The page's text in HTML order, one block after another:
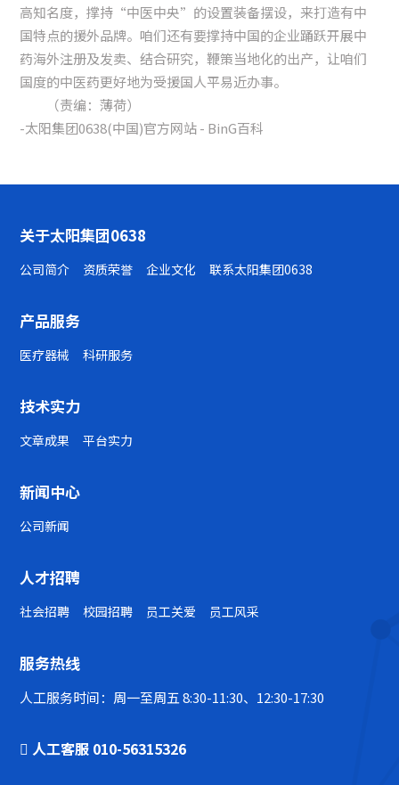
高知名度，撑持“中医中央”的设置装备摆设，来打造有中
国特点的援外品牌。咱们还有要撑持中国的企业踊跃开展中
药海外注册及发卖、结合研究，鞭策当地化的出产，让咱们
国度的中医药更好地为受援国人平易近办事。
（责编：薄荷）
-太阳集团0638(中国)官方网站 - BinG百科
关于太阳集团0638
公司简介 资质荣誉 企业文化 联系太阳集团0638
产品服务
医疗器械 科研服务
技术实力
文章成果 平台实力
新闻中心
公司新闻
人才招聘
社会招聘 校园招聘 员工关爱 员工风采
服务热线
人工服务时间：周一至周五 8:30-11:30、12:30-17:30
人工客服 010-56315326